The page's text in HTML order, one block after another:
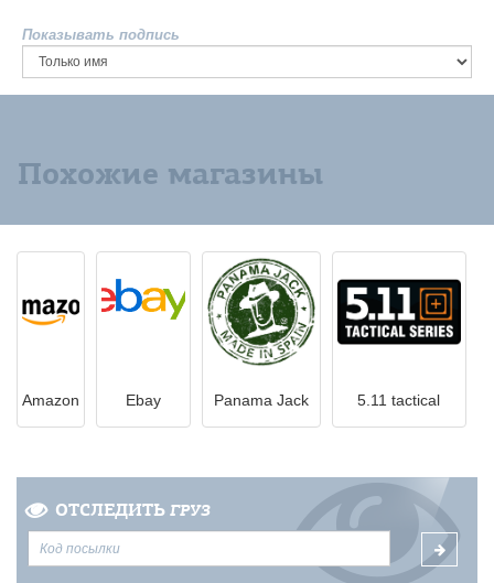
Показывать подпись
Похожие магазины
Amazon Ebay Panama Jack 5.11 tactical
ОТСЛЕДИТЬ ГРУЗ